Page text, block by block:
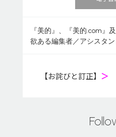
『美的』、『美的.com』
欲ある編集者／アシスタ
【お詫びと訂正】 ＞